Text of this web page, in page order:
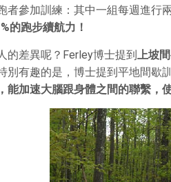
者參加訓練：其中一組每週進行
的跑步續航力！
的差異呢？Ferley博士提到上坡
別有趣的是，博士提到平地間歇
能加速大腦跟身體之間的聯繫，